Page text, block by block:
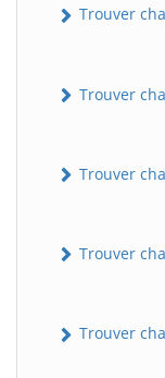
Trouver
Trouver
Trouver
Trouver
Trouver